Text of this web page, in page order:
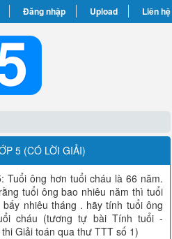
Đăng nhập Upload Liên hệ
5 (CÓ LỜI GIẢI)
Tuổi ông hơn tuổi cháu là 66 năm.
tuổi ông bao nhiêu năm thì tuổi
bấy nhiêu tháng . hãy tính tuổi ông
cháu (tương tự bài Tính tuổi -
Giải toán qua thư TTT số 1)